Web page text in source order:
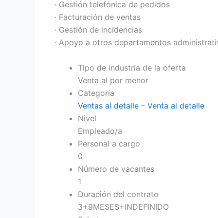
· Gestión telefónica de pedidos
· Facturación de ventas
· Gestión de incidencias
· Apoyo a otros departamentos
Tipo de industria de la oferta
Venta al por menor
Categoría
Ventas al detalle – Venta al detalle
Nivel
Empleado/a
Personal a cargo
0
Número de vacantes
1
Duración del contrato
3+9MESES+INDEFINIDO